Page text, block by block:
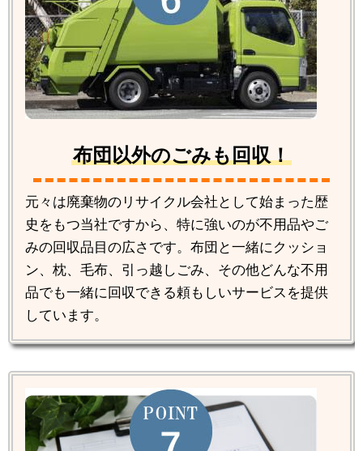
布団以外のごみも回収！
元々は廃棄物のリサイクル会社として始まった歴
史をもつ当社ですから、特に強いのが不用品やご
みの回収品目の広さです。布団と一緒にクッショ
ン、枕、毛布、引っ越しごみ、その他どんな不用
品でも一緒に回収できる頼もしいサービスを提供
しています。